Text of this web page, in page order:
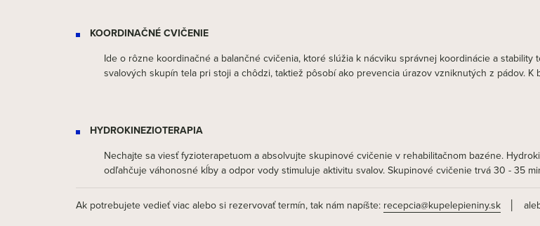
KOORDINAČNÉ CVIČENIE
Ide o rôzne koordinačné a balančné cvičenia, ktoré slúžia k nácviku správnej koordinácie a
svalových skupín tela pri stoji a chôdzi, taktiež pôsobí ako prevencia úrazov vzniknutých z pádov.
HYDROKINEZIOTERAPIA
Nechajte sa viesť fyzioterapetuom a absolvujte skupinové cvičenie v rehabilitačnom bazéne.
odľahčuje váhonosné kĺby a odpor vody stimuluje aktivitu svalov. Skupinové cvičenie trvá 30 - 35
Ak potrebujete vedieť viac alebo si rezervovať termín, tak nám napíšte: recepcia@kupelepieniny.sk│ alebo